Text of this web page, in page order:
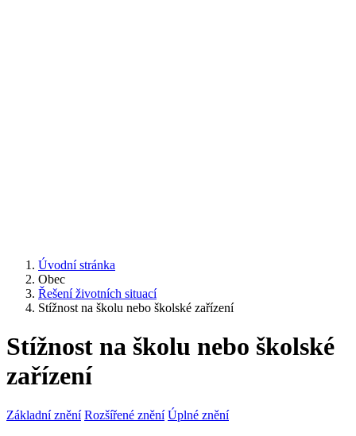
Úvodní stránka
Obec
Řešení životních situací
Stížnost na školu nebo školské zařízení
Stížnost na školu nebo školské
zařízení
Základní znění Rozšířené znění Úplné znění